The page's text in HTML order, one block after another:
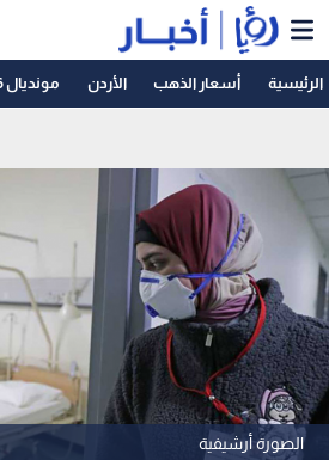
الرئيسية أسعار الذهب الأردن مونديال 2026
الصورة أرشيفية